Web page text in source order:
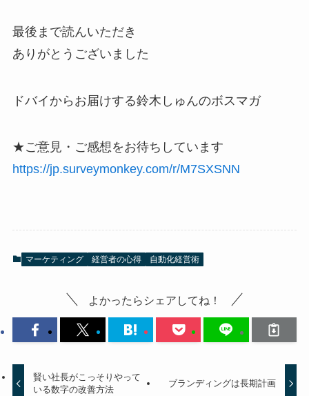
最後まで読んいただき
ありがとうございました
ドバイからお届けする鈴木しゅんのボスマガ
★ご意見・ご感想をお待ちしています
https://jp.surveymonkey.com/r/M7SXSNN
マーケティング 経営者の心得 自動化経営術
よかったらシェアしてね！
賢い社長がこっそりやって
いる数字の改善方法
ブランディングは長期計画